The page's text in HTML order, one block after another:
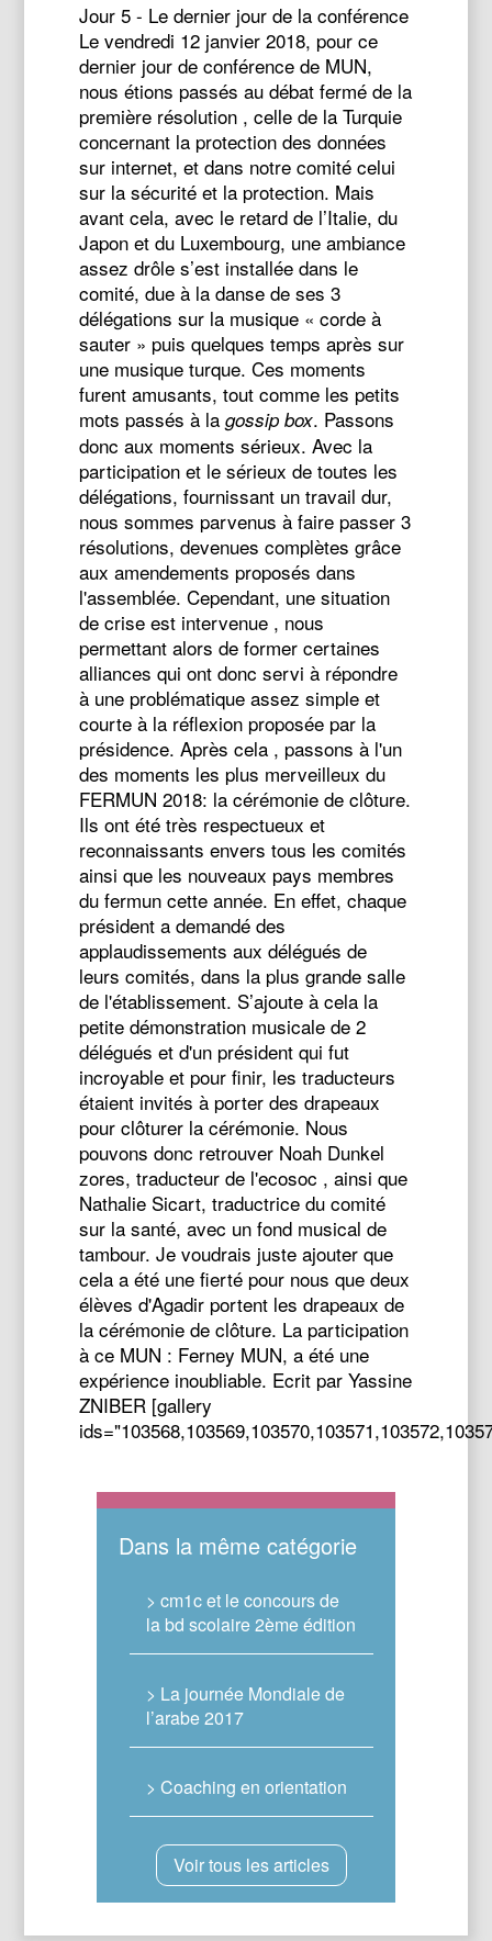
Jour 5 - Le dernier jour de la conférence
Le vendredi 12 janvier 2018, pour ce
dernier jour de conférence de MUN,
nous étions passés au débat fermé de la
première résolution , celle de la Turquie
concernant la protection des données
sur internet, et dans notre comité celui
sur la sécurité et la protection. Mais
avant cela, avec le retard de l’Italie, du
Japon et du Luxembourg, une ambiance
assez drôle s’est installée dans le
comité, due à la danse de ses 3
délégations sur la musique « corde à
sauter » puis quelques temps après sur
une musique turque. Ces moments
furent amusants, tout comme les petits
mots passés à lagossip box. Passons
donc aux moments sérieux. Avec la
participation et le sérieux de toutes les
délégations, fournissant un travail dur,
nous sommes parvenus à faire passer 3
résolutions, devenues complètes grâce
aux amendements proposés dans
l'assemblée. Cependant, une situation
de crise est intervenue , nous
permettant alors de former certaines
alliances qui ont donc servi à répondre
à une problématique assez simple et
courte à la réflexion proposée par la
présidence. Après cela , passons à l'un
des moments les plus merveilleux du
FERMUN 2018: la cérémonie de clôture.
Ils ont été très respectueux et
reconnaissants envers tous les comités
ainsi que les nouveaux pays membres
du fermun cette année. En effet, chaque
président a demandé des
applaudissements aux délégués de
leurs comités, dans la plus grande salle
de l'établissement. S’ajoute à cela la
petite démonstration musicale de 2
délégués et d'un président qui fut
incroyable et pour finir, les traducteurs
étaient invités à porter des drapeaux
pour clôturer la cérémonie. Nous
pouvons donc retrouver Noah Dunkel
zores, traducteur de l'ecosoc , ainsi que
Nathalie Sicart, traductrice du comité
sur la santé, avec un fond musical de
tambour. Je voudrais juste ajouter que
cela a été une fierté pour nous que deux
élèves d'Agadir portent les drapeaux de
la cérémonie de clôture. La participation
à ce MUN : Ferney MUN, a été une
expérience inoubliable. Ecrit par Yassine
ZNIBER [gallery
Dans la même catégorie
> cm1c et le concours de
la bd scolaire 2ème édition
> La journée Mondiale de
l’arabe 2017
> Coaching en orientation
Voir tous les articles